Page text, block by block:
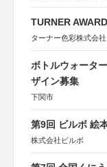
TURNER
ターナー色彩株式会社
ボトルウォータ
ザイン募集
下関市
第9回 ビルボ 絵
株式会社ビルボ